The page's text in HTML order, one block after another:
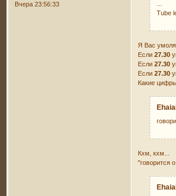
Вчера 23:56:33
Tube
Я Вас
Если27.30
Если27.30
Если27.30
Какие
Кхм, кхм...
"говорится